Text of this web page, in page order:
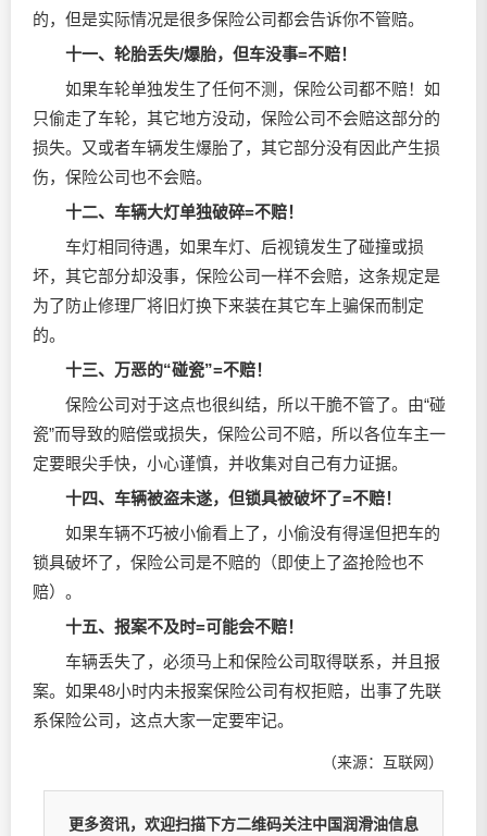
的，但是实际情况是很多保险公司都会告诉你不管赔。
十一、轮胎丢失/爆胎，但车没事=不赔！
如果车轮单独发生了任何不测，保险公司都不赔！如
只偷走了车轮，其它地方没动，保险公司不会赔这部分的
损失。又或者车辆发生爆胎了，其它部分没有因此产生损
伤，保险公司也不会赔。
十二、车辆大灯单独破碎=不赔！
车灯相同待遇，如果车灯、后视镜发生了碰撞或损
坏，其它部分却没事，保险公司一样不会赔，这条规定是
为了防止修理厂将旧灯换下来装在其它车上骗保而制定
的。
十三、万恶的“碰瓷”=不赔！
保险公司对于这点也很纠结，所以干脆不管了。由“碰
瓷”而导致的赔偿或损失，保险公司不赔，所以各位车主一
定要眼尖手快，小心谨慎，并收集对自己有力证据。
十四、车辆被盗未遂，但锁具被破坏了=不赔！
如果车辆不巧被小偷看上了，小偷没有得逞但把车的
锁具破坏了，保险公司是不赔的（即使上了盗抢险也不
赔）。
十五、报案不及时=可能会不赔！
车辆丢失了，必须马上和保险公司取得联系，并且报
案。如果48小时内未报案保险公司有权拒赔，出事了先联
系保险公司，这点大家一定要牢记。
（来源：互联网）
更多资讯，欢迎扫描下方二维码关注中国润滑油信息